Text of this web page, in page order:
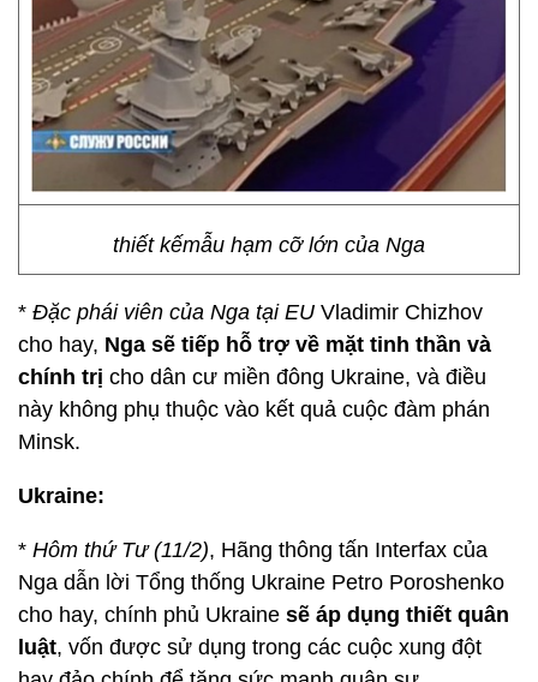
thiết kếmẫu hạm cỡ lớn của Nga
* Đặc phái viên của Nga tại EU Vladimir Chizhov
cho hay, Nga sẽ tiếp hỗ trợ về mặt tinh thần và
chính trị cho dân cư miền đông Ukraine, và điều
này không phụ thuộc vào kết quả cuộc đàm phán
Minsk.
Ukraine:
* Hôm thứ Tư (11/2), Hãng thông tấn Interfax của
Nga dẫn lời Tổng thống Ukraine Petro Poroshenko
cho hay, chính phủ Ukraine sẽ áp dụng thiết quân
luật, vốn được sử dụng trong các cuộc xung đột